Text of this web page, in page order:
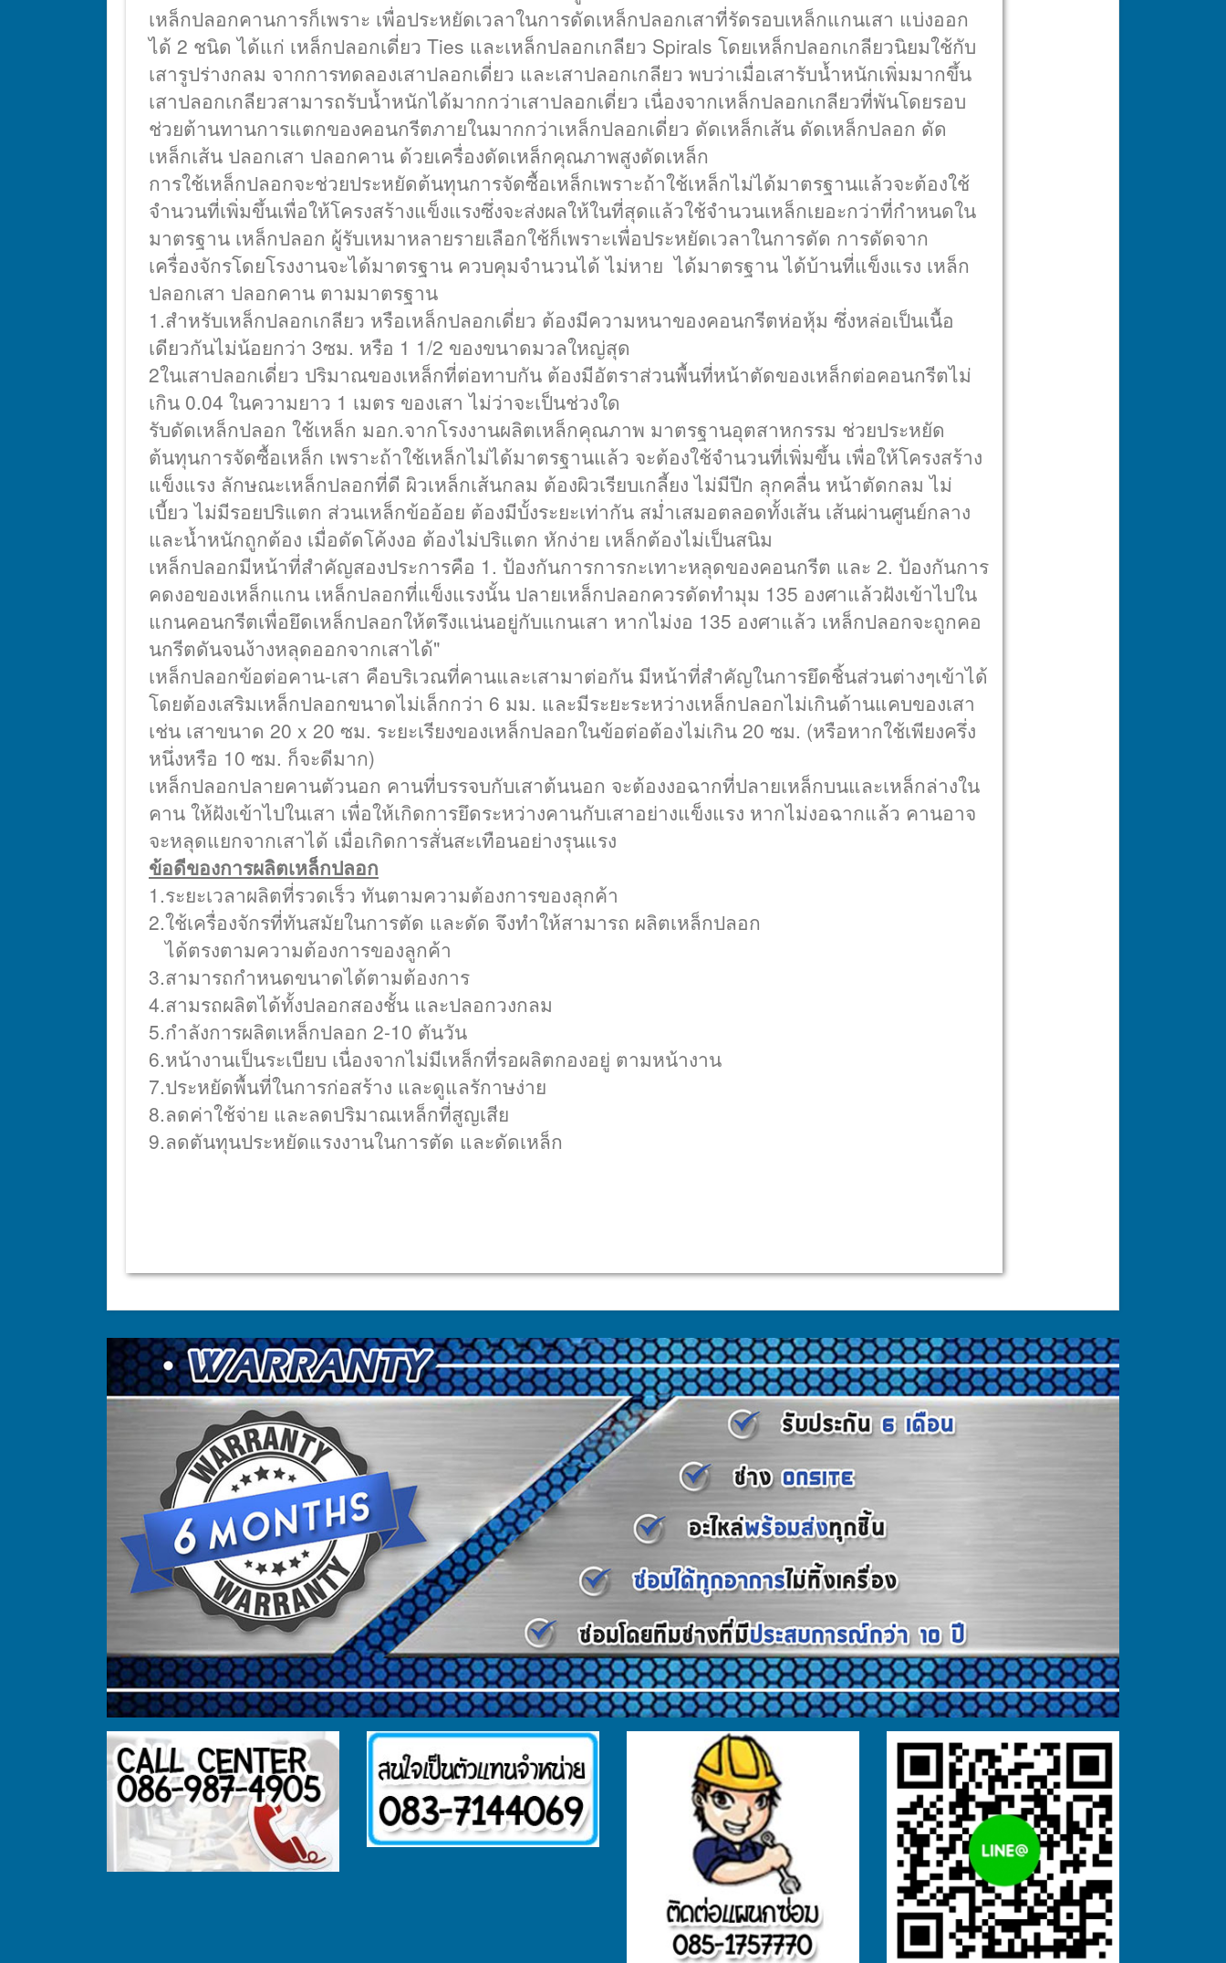
เหล็กปลอกคานการก็เพราะ เพื่อประหยัดเวลาในการดัดเหล็กปลอกเสาที่รัดรอบเหล็กแกนเสา แบ่งออก
ได้ 2 ชนิด ได้แก่ เหล็กปลอกเดี่ยว Ties และเหล็กปลอกเกลียว Spirals โดยเหล็กปลอกเกลียวนิยมใช้กับ
เสารูปร่างกลม จากการทดลองเสาปลอกเดี่ยว และเสาปลอกเกลียว พบว่าเมื่อเสารับน้ำหนักเพิ่มมากขึ้น
เสาปลอกเกลียวสามารถรับน้ำหนักได้มากกว่าเสาปลอกเดี่ยว เนื่องจากเหล็กปลอกเกลียวที่พันโดยรอบ
ช่วยต้านทานการแตกของคอนกรีตภายในมากกว่าเหล็กปลอกเดี่ยว ดัดเหล็กเส้น ดัดเหล็กปลอก ดัด
เหล็กเส้น ปลอกเสา ปลอกคาน ด้วยเครื่องดัดเหล็กคุณภาพสูงดัดเหล็ก
การใช้เหล็กปลอกจะช่วยประหยัดต้นทุนการจัดซื้อเหล็กเพราะถ้าใช้เหล็กไม่ได้มาตรฐานแล้วจะต้องใช้
จำนวนที่เพิ่มขึ้นเพื่อให้โครงสร้างแข็งแรงซึ่งจะส่งผลให้ในที่สุดแล้วใช้จำนวนเหล็กเยอะกว่าที่กำหนดใน
มาตรฐาน เหล็กปลอก ผู้รับเหมาหลายรายเลือกใช้ก็เพราะเพื่อประหยัดเวลาในการดัด การดัดจาก
เครื่องจักรโดยโรงงานจะได้มาตรฐาน ควบคุมจำนวนได้ ไม่หาย ได้มาตรฐาน ได้บ้านที่แข็งแรง เหล็ก
ปลอกเสา ปลอกคาน ตามมาตรฐาน
1.สำหรับเหล็กปลอกเกลียว หรือเหล็กปลอกเดี่ยว ต้องมีความหนาของคอนกรีตห่อหุ้ม ซึ่งหล่อเป็นเนื้อ
เดียวกันไม่น้อยกว่า 3ซม. หรือ 1 1/2 ของขนาดมวลใหญ่สุด
2ในเสาปลอกเดี่ยว ปริมาณของเหล็กที่ต่อทาบกัน ต้องมีอัตราส่วนพื้นที่หน้าตัดของเหล็กต่อคอนกรีตไม่
เกิน 0.04 ในความยาว 1 เมตร ของเสา ไม่ว่าจะเป็นช่วงใด
รับดัดเหล็กปลอก ใช้เหล็ก มอก.จากโรงงานผลิตเหล็กคุณภาพ มาตรฐานอุตสาหกรรม ช่วยประหยัด
ต้นทุนการจัดซื้อเหล็ก เพราะถ้าใช้เหล็กไม่ได้มาตรฐานแล้ว จะต้องใช้จำนวนที่เพิ่มขึ้น เพื่อให้โครงสร้าง
แข็งแรง ลักษณะเหล็กปลอกที่ดี ผิวเหล็กเส้นกลม ต้องผิวเรียบเกลี้ยง ไม่มีปีก ลุกคลื่น หน้าตัดกลม ไม่
เบี้ยว ไม่มีรอยปริแตก ส่วนเหล็กข้ออ้อย ต้องมีบั้งระยะเท่ากัน สม่ำเสมอตลอดทั้งเส้น เส้นผ่านศูนย์กลาง
และน้ำหนักถูกต้อง เมื่อดัดโค้งงอ ต้องไม่ปริแตก หักง่าย เหล็กต้องไม่เป็นสนิม
เหล็กปลอกมีหน้าที่สำคัญสองประการคือ 1. ป้องกันการการกะเทาะหลุดของคอนกรีต และ 2. ป้องกันการ
คดงอของเหล็กแกน เหล็กปลอกที่แข็งแรงนั้น ปลายเหล็กปลอกควรดัดทำมุม 135 องศาแล้วฝังเข้าไปใน
แกนคอนกรีตเพื่อยึดเหล็กปลอกให้ตรึงแน่นอยู่กับแกนเสา หากไม่งอ 135 องศาแล้ว เหล็กปลอกจะถูกคอ
นกรีตดันจนง้างหลุดออกจากเสาได้"
เหล็กปลอกข้อต่อคาน-เสา คือบริเวณที่คานและเสามาต่อกัน มีหน้าที่สำคัญในการยึดชิ้นส่วนต่างๆเข้าได้
โดยต้องเสริมเหล็กปลอกขนาดไม่เล็กกว่า 6 มม. และมีระยะระหว่างเหล็กปลอกไม่เกินด้านแคบของเสา
เช่น เสาขนาด 20 x 20 ซม. ระยะเรียงของเหล็กปลอกในข้อต่อต้องไม่เกิน 20 ซม. (หรือหากใช้เพียงครึ่ง
หนึ่งหรือ 10 ซม. ก็จะดีมาก)
เหล็กปลอกปลายคานตัวนอก คานที่บรรจบกับเสาต้นนอก จะต้องงอฉากที่ปลายเหล็กบนและเหล็กล่างใน
คาน ให้ฝังเข้าไปในเสา เพื่อให้เกิดการยึดระหว่างคานกับเสาอย่างแข็งแรง หากไม่งอฉากแล้ว คานอาจ
จะหลุดแยกจากเสาได้ เมื่อเกิดการสั่นสะเทือนอย่างรุนแรง
ข้อดีของการผลิตเหล็กปลอก
1.ระยะเวลาผลิตที่รวดเร็ว ทันตามความต้องการของลุกค้า
2.ใช้เครื่องจักรที่ทันสมัยในการตัด และดัด จึงทำให้สามารถ ผลิตเหล็กปลอก
ได้ตรงตามความต้องการของลูกค้า
3.สามารถกำหนดขนาดได้ตามต้องการ
4.สามรถผลิตได้ทั้งปลอกสองชั้น และปลอกวงกลม
5.กำลังการผลิตเหล็กปลอก 2-10 ตันวัน
6.หน้างานเป็นระเบียบ เนื่องจากไม่มีเหล็กที่รอผลิตกองอยู่ ตามหน้างาน
7.ประหยัดพื้นที่ในการก่อสร้าง และดูแลรักาษง่าย
8.ลดค่าใช้จ่าย และลดปริมาณเหล็กที่สูญเสีย
9.ลดตันทุนประหยัดแรงงานในการตัด และดัดเหล็ก